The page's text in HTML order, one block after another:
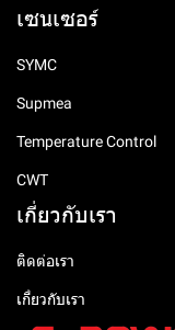
เซนเซอร์
SYMC
Supmea
Temperature Control
CWT
เกี่ยวกับเรา
ติดต่อเรา
เกี่ยวกับเรา